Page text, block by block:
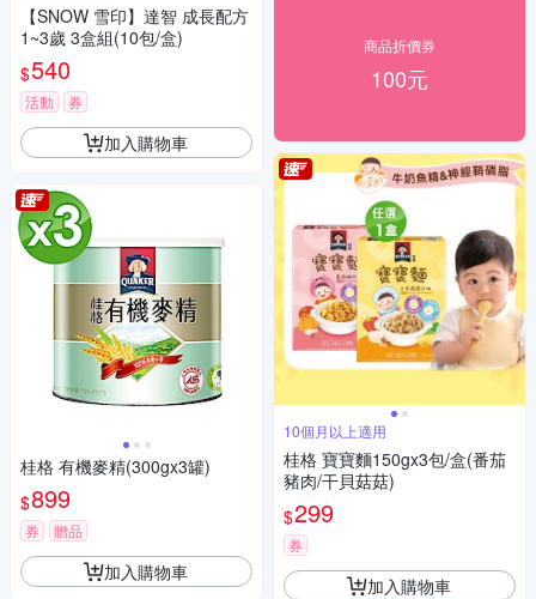
【SNOW 雪印】達智 成長配方
1~3歲 3盒組(10包/盒)
$540
活動 券
加入購物車
桂格 有機麥精(300gx3罐)
$899
券 贈品
加入購物車
商品折價券
100元
10個月以上適用
桂格 寶寶麵150gx3包/盒(番茄
豬肉/干貝菇菇)
$299
券
加入購物車